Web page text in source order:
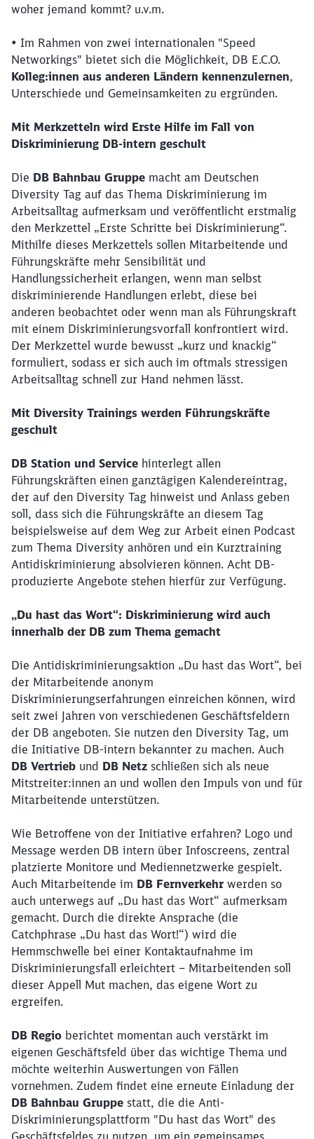
woher jemand kommt? u.v.m.
• Im Rahmen von zwei internationalen "Speed
Networkings" bietet sich die Möglichkeit, DB E.C.O.
Kolleg:innen aus anderen Ländern kennenzulernen,
Unterschiede und Gemeinsamkeiten zu ergründen.
Mit Merkzetteln wird Erste Hilfe im Fall von
Diskriminierung DB-intern geschult
Die DB Bahnbau Gruppe macht am Deutschen
Diversity Tag auf das Thema Diskriminierung im
Arbeitsalltag aufmerksam und veröffentlicht erstmalig
den Merkzettel „Erste Schritte bei Diskriminierung“.
Mithilfe dieses Merkzettels sollen Mitarbeitende und
Führungskräfte mehr Sensibilität und
Handlungssicherheit erlangen, wenn man selbst
diskriminierende Handlungen erlebt, diese bei
anderen beobachtet oder wenn man als Führungskraft
mit einem Diskriminierungsvorfall konfrontiert wird.
Der Merkzettel wurde bewusst „kurz und knackig“
formuliert, sodass er sich auch im oftmals stressigen
Arbeitsalltag schnell zur Hand nehmen lässt.
Mit Diversity Trainings werden Führungskräfte
geschult
DB Station und Service hinterlegt allen
Führungskräften einen ganztägigen Kalendereintrag,
der auf den Diversity Tag hinweist und Anlass geben
soll, dass sich die Führungskräfte an diesem Tag
beispielsweise auf dem Weg zur Arbeit einen Podcast
zum Thema Diversity anhören und ein Kurztraining
Antidiskriminierung absolvieren können. Acht DB-
produzierte Angebote stehen hierfür zur Verfügung.
„Du hast das Wort“: Diskriminierung wird auch
innerhalb der DB zum Thema gemacht
Die Antidiskriminierungsaktion „Du hast das Wort“, bei
der Mitarbeitende anonym
Diskriminierungserfahrungen einreichen können, wird
seit zwei Jahren von verschiedenen Geschäftsfeldern
der DB angeboten. Sie nutzen den Diversity Tag, um
die Initiative DB-intern bekannter zu machen. Auch
DB Vertrieb und DB Netz schließen sich als neue
Mitstreiter:innen an und wollen den Impuls von und für
Mitarbeitende unterstützen.
Wie Betroffene von der Initiative erfahren? Logo und
Message werden DB intern über Infoscreens, zentral
platzierte Monitore und Mediennetzwerke gespielt.
Auch Mitarbeitende im DB Fernverkehr werden so
auch unterwegs auf „Du hast das Wort“ aufmerksam
gemacht. Durch die direkte Ansprache (die
Catchphrase „Du hast das Wort!“) wird die
Hemmschwelle bei einer Kontaktaufnahme im
Diskriminierungsfall erleichtert – Mitarbeitenden soll
dieser Appell Mut machen, das eigene Wort zu
ergreifen.
DB Regio berichtet momentan auch verstärkt im
eigenen Geschäftsfeld über das wichtige Thema und
möchte weiterhin Auswertungen von Fällen
vornehmen. Zudem findet eine erneute Einladung der
DB Bahnbau Gruppe statt, die die Anti-
Diskriminierungsplattform "Du hast das Wort" des
Geschäftsfeldes zu nutzen, um ein gemeinsames